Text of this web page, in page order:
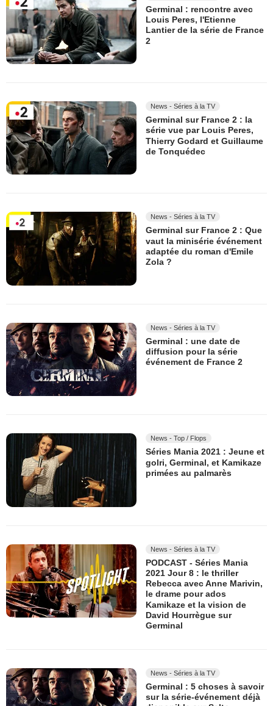
Germinal : rencontre avec
Louis Peres, l'Etienne
Lantier de la série de France
2
News - Séries à la TV
Germinal sur France 2 : la
série vue par Louis Peres,
Thierry Godard et Guillaume
de Tonquédec
News - Séries à la TV
Germinal sur France 2 : Que
vaut la minisérie événement
adaptée du roman d'Emile
Zola ?
News - Séries à la TV
Germinal : une date de
diffusion pour la série
événement de France 2
News - Top / Flops
Séries Mania 2021 : Jeune et
golri, Germinal, et Kamikaze
primées au palmarès
News - Séries à la TV
PODCAST - Séries Mania
2021 Jour 8 : le thriller
Rebecca avec Anne Marivin,
le drame pour ados
Kamikaze et la vision de
David Hourrègue sur
Germinal
News - Séries à la TV
Germinal : 5 choses à savoir
sur la série-événement déjà